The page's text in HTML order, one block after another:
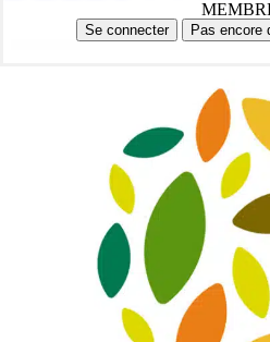
Se connecter Pas encore